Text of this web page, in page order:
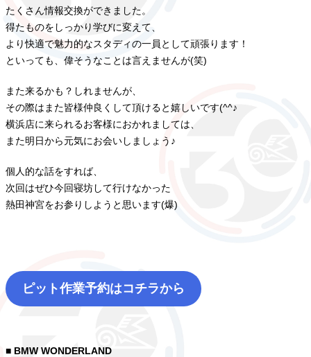
たくさん情報交換ができました。
得たものをしっかり学びに変えて、
より快適で魅力的なスタディの一員として頑張ります！
といっても、偉そうなことは言えませんが(笑)
また来るかも？しれませんが、
その際はまた皆様仲良くして頂けると嬉しいです(^^♪
横浜店に来られるお客様におかれましては、
また明日から元気にお会いしましょう♪
個人的な話をすれば、
次回はぜひ今回寝坊して行けなかった
熱田神宮をお参りしようと思います(爆)
ピット作業予約はコチラから
■ BMW WONDERLAND